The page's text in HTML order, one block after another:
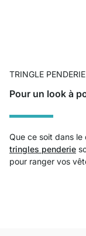
TRINGLE PENDERIE
Pour un look à
Que ce soit dans le
tringles penderie
pour ranger vos